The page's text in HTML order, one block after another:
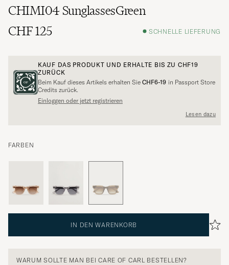
CHIMI04 SunglassesGreen
CHF 125
SCHNELLE LIEFERUNG
KAUF DAS PRODUKT UND ERHALTE BIS ZU CHF19
ZURÜCK
Beim Kauf dieses Artikels erhalten Sie CHF6-19 in Passport Store
Credits zurück.
Einloggen oder jetzt registrieren
Lesen dazu
FARBEN
IN DEN WARENKORB
WARUM SOLLTE MAN BEI CARE OF CARL BESTELLEN?